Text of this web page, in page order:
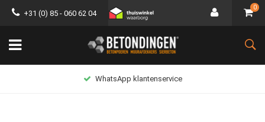
+31 (0) 85 - 060 62 04
0
WhatsApp klantenservice